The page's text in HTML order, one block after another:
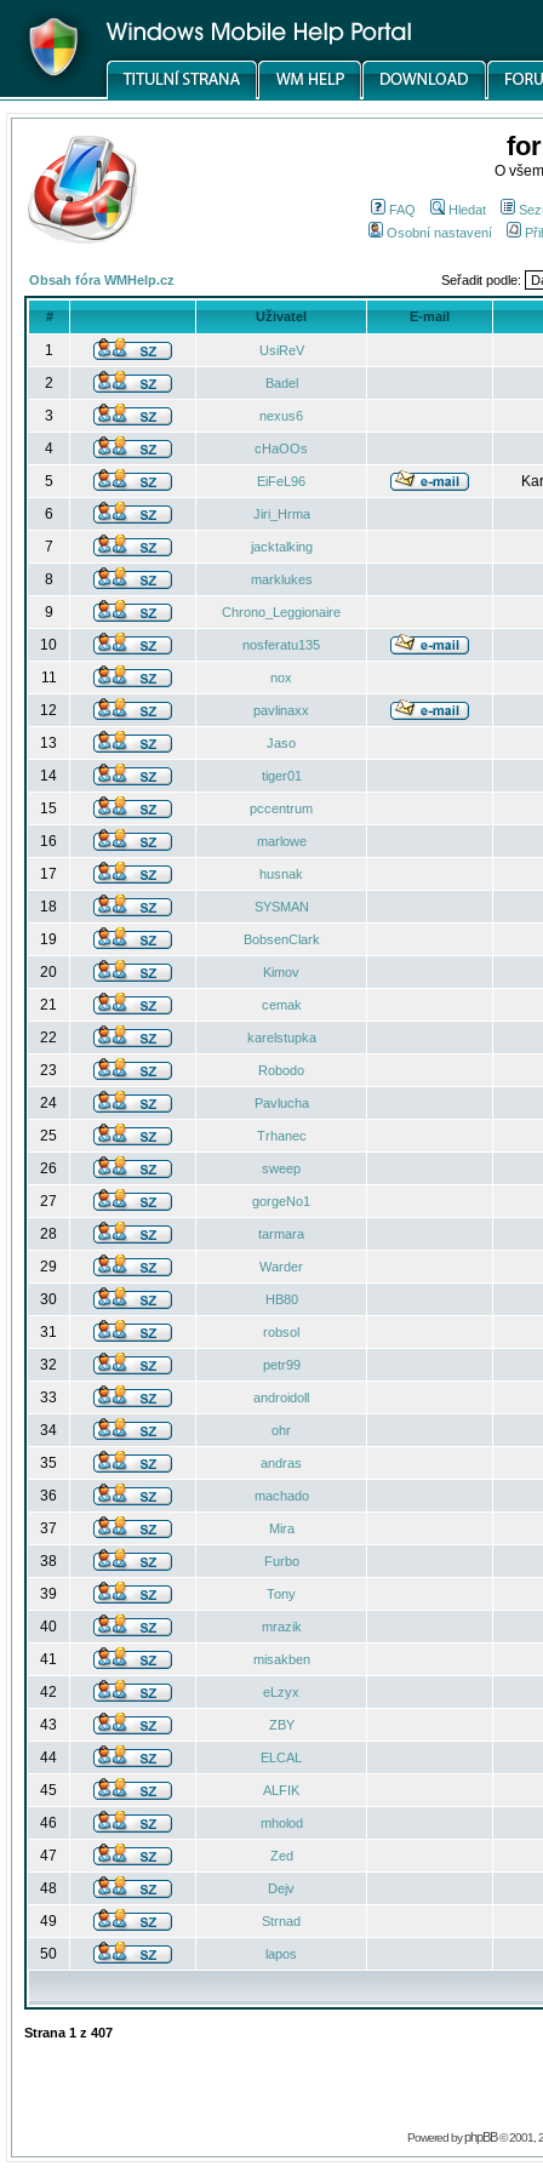
O
FAQ Hledat
Osobní nastavení
Obsah fóra WMHelp.cz Seřadit podle:
# Uživatel E-mail
1 UsiReV
2 Badel
3 nexus6
4 cHaOOs
5 EiFeL96
6
Jiri_Hrma
7 jacktalking
8 marklukes
9 Chrono_Leggionaire
10 nosferatu135
11 nox
12 pavlinaxx
13 Jaso
14 tiger01
15 pccentrum
16 marlowe
17 husnak
18 SYSMAN
19 BobsenClark
20 Kimov
21 cemak
22 karelstupka
23 Robodo
24 Pavlucha
25 Trhanec
26 sweep
27 gorgeNo1
28 tarmara
29 Warder
30 HB80
31 robsol
32 petr99
33 androidoll
34 ohr
35 andras
36 machado
37 Mira
38 Furbo
39 Tony
40 mrazik
41 misakben
42 eLzyx
43 ZBY
44 ELCAL
45 ALFIK
46 mholod
47 Zed
48 Dejv
49 Strnad
50 lapos
Strana 1 z 407
Powered byphpBB© 2001,